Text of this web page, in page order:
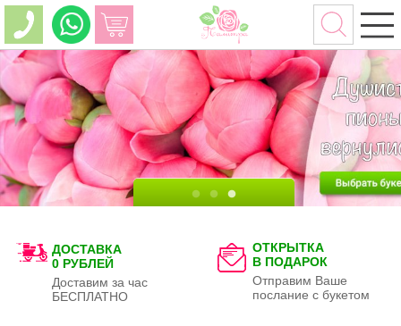
ДОСТАВКА
0 РУБЛЕЙ
Доставим за час
БЕСПЛАТНО
ОТКРЫТКА
В ПОДАРОК
Отправим Ваше
послание с букетом